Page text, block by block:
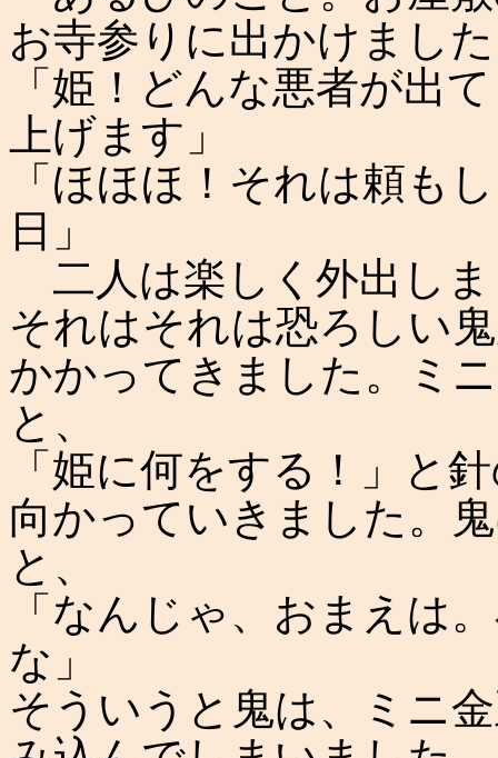
お寺参りに出かけまし
「姫！どんな悪者が出
上げます」
「ほほほ！それは頼も
日」
二人は楽しく外出し
それはそれは恐ろしい
かかってきました。ミ
と、
「姫に何をする！」と
向かっていきました。
と、
「なんじゃ、おまえは
な」
そういうと鬼は、ミニ